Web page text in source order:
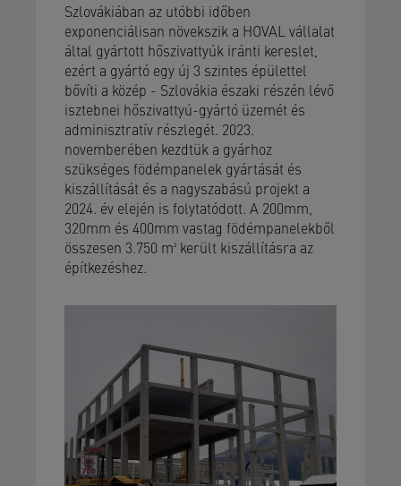
Szlovákiában az utóbbi időben
exponenciálisan növekszik a HOVAL vállalat
által gyártott hőszivattyúk iránti kereslet,
ezért a gyártó egy új 3 szintes épülettel
bővíti a közép - Szlovákia északi részén lévő
isztebnei hőszivattyú-gyártó üzemét és
adminisztratív részlegét. 2023.
novemberében kezdtük a gyárhoz
szükséges födémpanelek gyártását és
kiszállítását és a nagyszabású projekt a
2024. év elején is folytatódott. A 200mm,
320mm és 400mm vastag födémpanelekből
összesen 3.750 m² került kiszállításra az
építkezéshez.